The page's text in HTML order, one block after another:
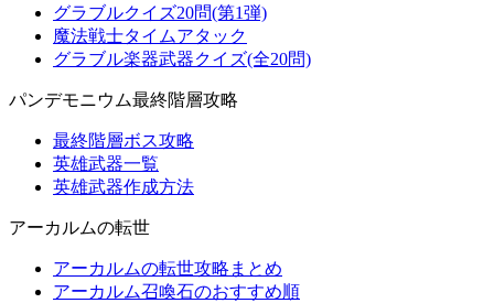
グラブルクイズ20問(第1弾)
魔法戦士タイムアタック
グラブル楽器武器クイズ(全20問)
パンデモニウム最終階層攻略
最終階層ボス攻略
英雄武器一覧
英雄武器作成方法
アーカルムの転世
アーカルムの転世攻略まとめ
アーカルム召喚石のおすすめ順